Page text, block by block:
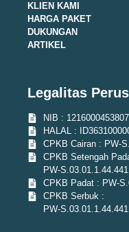
KLIEN KAMI
HARGA PAKET
DUKUNGAN
ARTIKEL
Legalitas
NIB : 1216000453807
HALAL :
CPKB Cairan : PW-
CPKB Setengah
PW-
CPKB Padat : PW-
CPKB Serbuk :
PW-